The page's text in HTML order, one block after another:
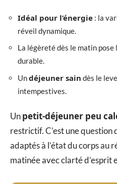
Idéal pour l’énergie : la
réveil dynamique.
La légèreté dès le matin pose
durable.
Undéjeuner sain dès le
intempestives.
Unpetit-déjeuner peu
restrictif. C’est une question
adaptés à l’état du corps au
matinée avec clarté d’esprit